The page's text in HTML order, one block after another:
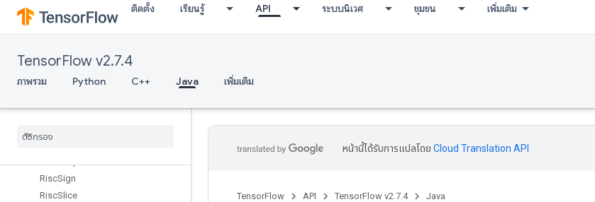
ติดตั้ง เรียนรู้ API ระบบนิเวศ ชุมชน เพิ่มเติม
TensorFlow v2.7.4
ภาพรวม Python C++ Java เพิ่มเติม
RiscPool
RiscPow
RiscReal
RiscReduce
RiscReshape
RiscSign
RiscSlice
หน้านี้ได้รับการแปลโดย Cloud Translation API
TensorFlow API TensorFlow v2.7.4 Java